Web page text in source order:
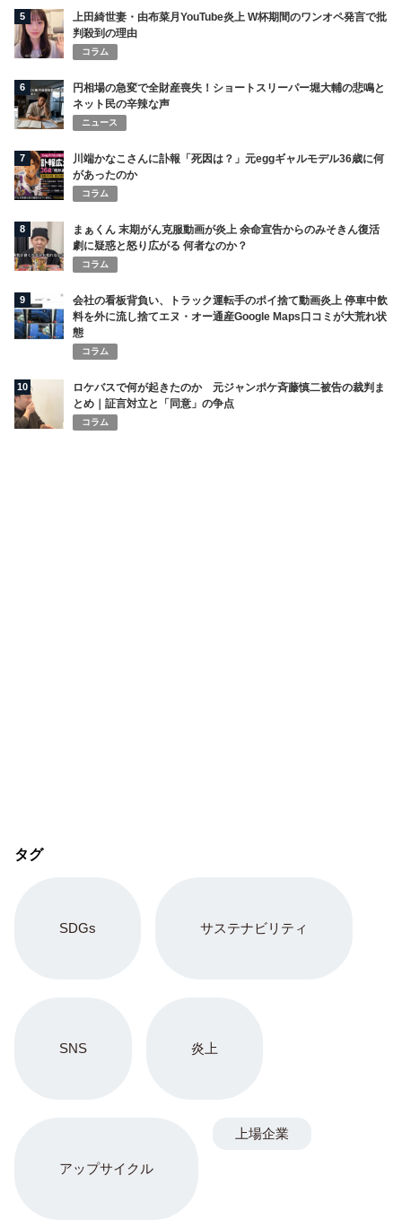
5
上田綺世妻・由布菜月YouTube炎上 W杯期間のワンオペ発言で批
判殺到の理由
コラム
6
円相場の急変で全財産喪失！ショートスリーパー堀大輔の悲鳴と
ネット民の辛辣な声
ニュース
7
川端かなこさんに訃報「死因は？」元eggギャルモデル36歳に何
があったのか
コラム
8
まぁくん 末期がん克服動画が炎上 余命宣告からのみそきん復活
劇に疑惑と怒り広がる 何者なのか？
コラム
9
会社の看板背負い、トラック運転手のポイ捨て動画炎上 停車中飲
料を外に流し捨てエヌ・オー通産Google Maps口コミが大荒れ状
態
コラム
10
ロケバスで何が起きたのか 元ジャンポケ斉藤慎二被告の裁判ま
とめ｜証言対立と「同意」の争点
コラム
タグ
SDGs サステナビリティ
SNS 炎上
アップサイクル
上場企業